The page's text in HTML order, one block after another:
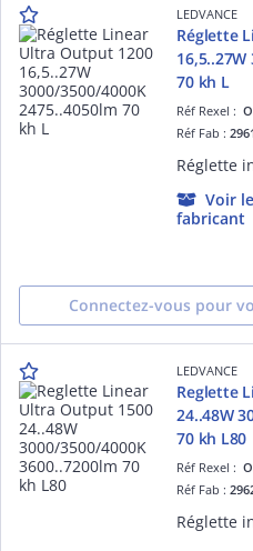
LEDVANCE
Réglette
70 kh L
Réf Rexel :
Réf Fab :
Voir
fabricant
Connectez-vous pour
LEDVANCE
Reglette
24..48W
70 kh L80
Réf Rexel :
Réf Fab :